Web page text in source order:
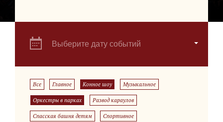
Выберите дату событий
Все Главное Конное шоу Музыкальное
Оркестры в парках Развод караулов
Спасская башня детям Спортивное